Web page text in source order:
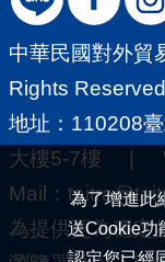
為了增進此
送Cookie功
認定您已經
中華民國對外貿
Rights
地址：110208
大樓5-7樓 |
Mail：
為提供更為穩定